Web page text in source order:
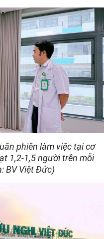
phiên làm việc tại cơ
1,2-1,5 người trên mỗi
BV Việt Đức)